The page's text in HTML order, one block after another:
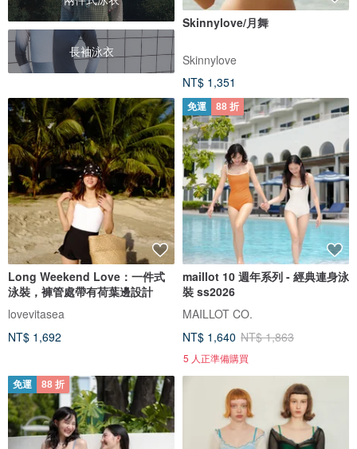
長袖泳衣
Skinnylove/月舞
Skinnylove
NT$ 1,351
Long Weekend Love：一件式
泳裝，褲管處帶有荷葉邊設計
lovevitasea
NT$ 1,692
免運 88 折
maillot 10 週年系列 - 經典連身泳
裝 ss2026
MAILLOT CO.
NT$ 1,640 NT$ 1,863
5 人正準備購買
免運 88 折